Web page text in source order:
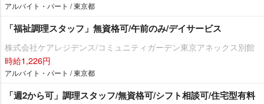
アルバイト・パート / 東京都
「福祉調理スタッフ」無資格可/午前のみ/デイサービス
株式会社ケアレジデンス/コミュニティガーデン東京アネックス別館
時給1,226円
アルバイト・パート / 東京都
「週2から可」調理スタッフ/無資格可/シフト相談可/住宅型有料